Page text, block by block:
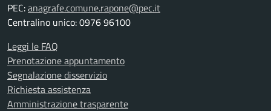
PEC:anagrafe.comune.rapone@pec.it
Centralino unico: 0976 96100
Leggi le FAQ
Prenotazione appuntamento
Segnalazione disservizio
Richiesta assistenza
Amministrazione trasparente